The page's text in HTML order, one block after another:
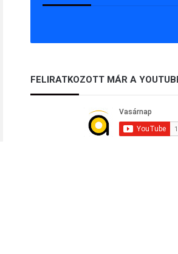
FELIRATKOZOTT MÁR A